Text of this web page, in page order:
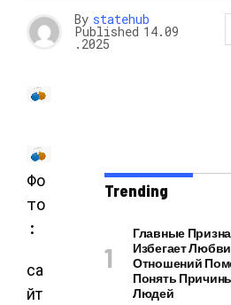
By statehub
Published 14.09
.2025
Фо
то
:
са
йт
Trending
Главные
Избегает
Отношений
Понять
Людей